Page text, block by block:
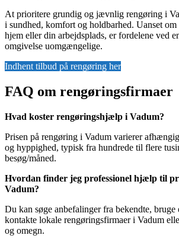
At prioritere grundig og jævnlig rengøring i
i sundhed, komfort og holdbarhed. Uanset
hjem eller din arbejdsplads, er fordelene ved
omgivelse uomgængelige.
Indhent tilbud på rengøring her
FAQ om rengøringsfirmaer
Hvad koster rengøringshjælp i Vadum?
Prisen på rengøring i Vadum varierer
og hyppighed, typisk fra hundrede til flere
besøg/måned.
Hvordan finder jeg professionel hjælp til
Vadum?
Du kan søge anbefalinger fra bekendte, bruge
kontakte lokale rengøringsfirmaer i Vadum
og omegn.